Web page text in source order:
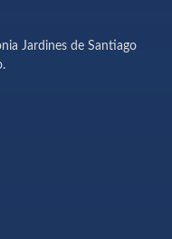
Jardines de Santiago